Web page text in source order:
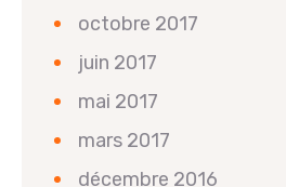
octobre 2017
juin 2017
mai 2017
mars 2017
décembre 2016